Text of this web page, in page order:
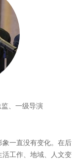
、一级导演
一直没有变化。在后
工作、地域、人文变